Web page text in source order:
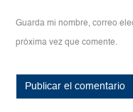
Guarda mi nombre, correo
próxima vez que comente.